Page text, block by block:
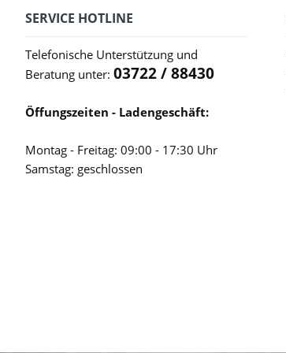
SERVICE HOTLINE
Telefonische Unterstützung und
Beratung unter: 03722 / 88430
Öffungszeiten - Ladengeschäft:
Montag - Freitag: 09:00 - 17:30 Uhr
Samstag: geschlossen